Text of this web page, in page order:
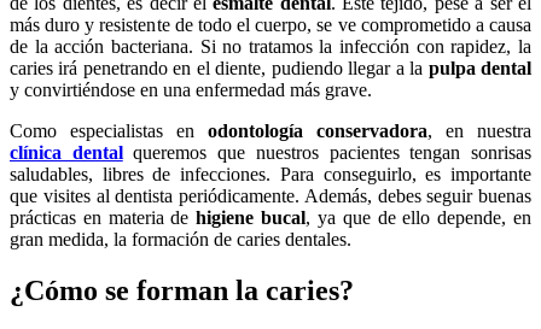
más duro y resistente de todo el cuerpo, se ve comprometido a causa
de la acción bacteriana. Si no tratamos la infección con rapidez, la
caries irá penetrando en el diente, pudiendo llegar a la pulpa dental
y convirtiéndose en una enfermedad más grave.
Como especialistas en odontología conservadora, en nuestra
clínica dentalqueremos que nuestros pacientes tengan sonrisas
saludables, libres de infecciones. Para conseguirlo, es importante
que visites al dentista periódicamente. Además, debes seguir buenas
prácticas en materia dehigiene bucal, ya que de ello depende, en
gran medida, la formación de caries dentales.
¿Cómo se forman la caries?